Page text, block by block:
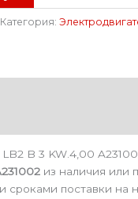
Категория:
B 3 KW.4,00
из наличия или
сроками поставки на